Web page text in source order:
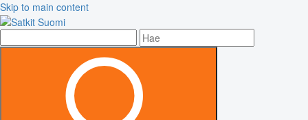
Skip to main content